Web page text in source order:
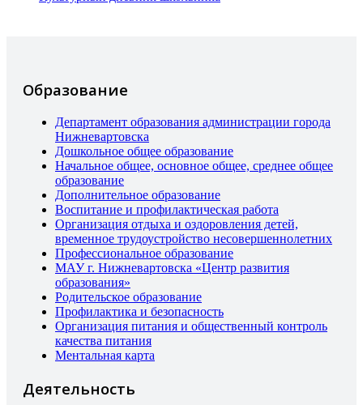
Образование
Департамент образования администрации города
Нижневартовска
Дошкольное общее образование
Начальное общее, основное общее, среднее общее
образование
Дополнительное образование
Воспитание и профилактическая работа
Организация отдыха и оздоровления детей,
временное трудоустройство несовершеннолетних
Профессиональное образование
МАУ г. Нижневартовска «Центр развития
образования»
Родительское образование
Профилактика и безопасность
Организация питания и общественный контроль
качества питания
Ментальная карта
Деятельность